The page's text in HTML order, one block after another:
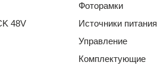
48V
Фоторамки
Источники питания
Управление
Комплектующие